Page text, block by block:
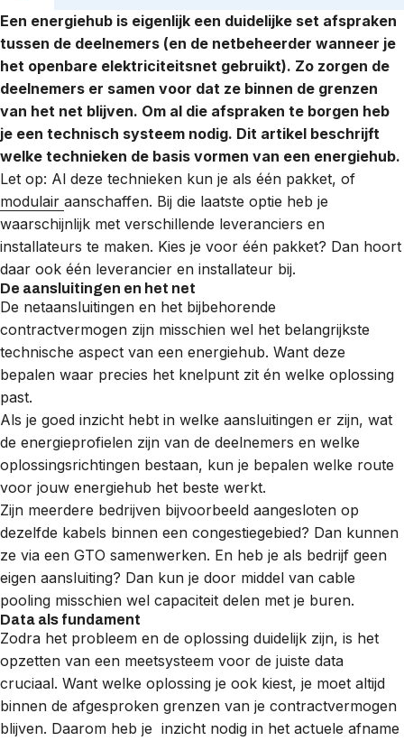
Een energiehub is eigenlijk een duidelijke set afspraken
tussen de deelnemers (en de netbeheerder wanneer je
het openbare elektriciteitsnet gebruikt). Zo zorgen de
deelnemers er samen voor dat ze binnen de grenzen
van het net blijven. Om al die afspraken te borgen heb
je een technisch systeem nodig. Dit artikel beschrijft
welke technieken de basis vormen van een energiehub.
Let op: Al deze technieken kun je als één pakket, of
modulair aanschaffen. Bij die laatste optie heb je
waarschijnlijk met verschillende leveranciers en
installateurs te maken. Kies je voor één pakket? Dan hoort
daar ook één leverancier en installateur bij.
De aansluitingen en het net
De netaansluitingen en het bijbehorende
contractvermogen zijn misschien wel het belangrijkste
technische aspect van een energiehub. Want deze
bepalen waar precies het knelpunt zit én welke oplossing
past.
Als je goed inzicht hebt in welke aansluitingen er zijn, wat
de energieprofielen zijn van de deelnemers en welke
oplossingsrichtingen bestaan, kun je bepalen welke route
voor jouw energiehub het beste werkt.
Zijn meerdere bedrijven bijvoorbeeld aangesloten op
dezelfde kabels binnen een congestiegebied? Dan kunnen
ze via een GTO samenwerken. En heb je als bedrijf geen
eigen aansluiting? Dan kun je door middel van cable
pooling misschien wel capaciteit delen met je buren.
Data als fundament
Zodra het probleem en de oplossing duidelijk zijn, is het
opzetten van een meetsysteem voor de juiste data
cruciaal. Want welke oplossing je ook kiest, je moet altijd
binnen de afgesproken grenzen van je contractvermogen
blijven. Daarom heb je inzicht nodig in het actuele afname